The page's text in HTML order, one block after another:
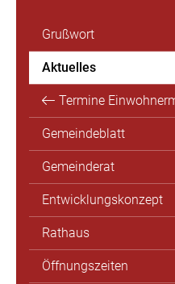
Grußwort
Aktuelles
Termine
Gemeindeblatt
Gemeinderat
Entwicklungskonzept
Rathaus
Öffnungszeiten